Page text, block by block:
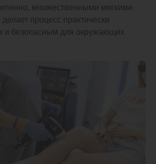
множественными мягкими
процесс практически
и безопасным для окружающих